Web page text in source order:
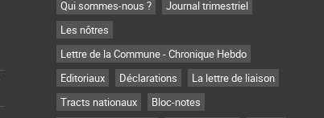
Qui sommes-nous ?
Journal trimestriel
Les nôtres
Lettre de la Commune - Chronique Hebdo
Editoriaux
Déclarations
La lettre de liaison
Tracts nationaux
Bloc-notes